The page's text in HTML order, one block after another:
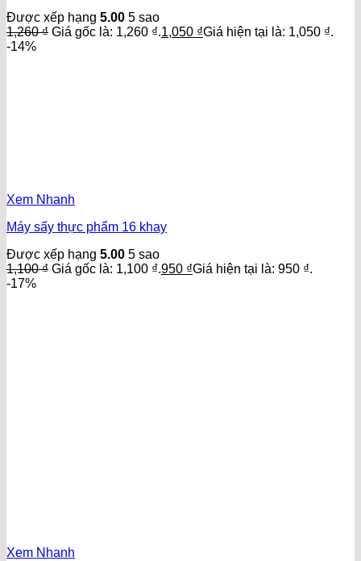
Được xếp hạng 5.00 5 sao
1,260₫ Giá gốc là: 1,260 ₫.1,050 ₫Giá hiện tại là: 1,050 ₫.
-14%
Xem Nhanh
Máy sấy thực phẩm 16 khay
Được xếp hạng 5.00 5 sao
1,100₫ Giá gốc là: 1,100 ₫.950 ₫Giá hiện tại là: 950 ₫.
-17%
Xem Nhanh